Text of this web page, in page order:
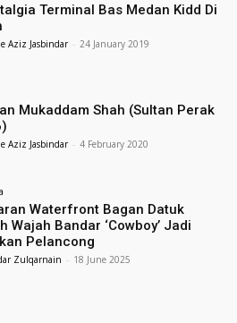
Terminal Bas Medan Kidd Di
Aziz Jasbindar - 24 January 2019
Mukaddam Shah (Sultan Perak
Aziz Jasbindar - 4 February 2020
Waterfront Bagan Datuk
Wajah Bandar ‘Cowboy’ Jadi
Pelancong
Zulqarnain - 18 June 2025